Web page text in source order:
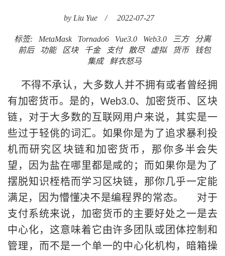
by Liu Yue / 2022-07-27
标签: MetaMask Tornado6 Vue3.0 Web3.0 三方
分离
前后
功能 区块 千金 支付 散尽 虚拟 货币
钱包
集成
鲜衣怒马
不得不承认，大多数人并不拥有或者曾经拥
有加密货币。是的，Web3.0、加密货币、区块
链，对于大多数的互联网用户来说，其实是一
些过于轻佻的词汇。如果你是为了追求暴利投
机而研究区块链和加密货币，那你多半会失
望，因为盐在哪里都是咸的；而如果你是为了
摆脱知识桎梏而学习区块链，那你几乎一定能
满足，因为懵懂决不是编程界的常态。 对于
支付系统来说，加密货币的主要好处之一是去
中心化，这意味着它由许多团队或团体控制和
管理，而不是一个单一的中心化机构，暗箱操